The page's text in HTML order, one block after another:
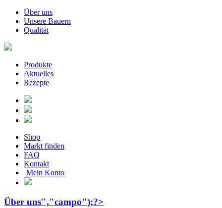
Über uns
Unsere Bauern
Qualität
Produkte
Aktuelles
Rezepte
Shop
Markt finden
FAQ
Kontakt
Mein Konto
Über uns","campo");?>